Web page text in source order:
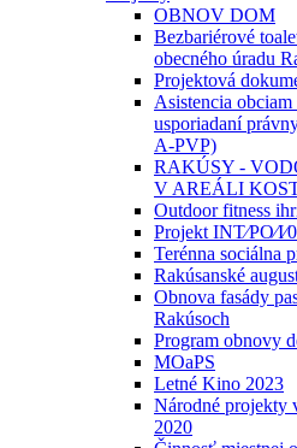
OBNOV DOM
Bezbariérové
obecného úradu
Projektová
Asistencia
usporiadaní
A-PVP)
RAKÚSY -
V AREÁLI
Outdoor fitness
Projekt
Terénna sociálna
Rakúsanské
Obnova fasády
Rakúsoch
Program obnovy
MOaPS
Letné Kino 2023
Národné projekty
2020